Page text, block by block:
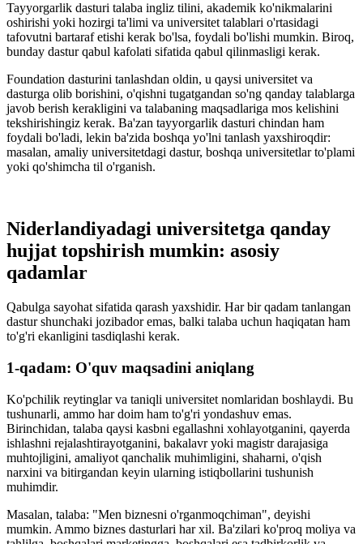
Tayyorgarlik dasturi talaba ingliz tilini, akademik ko'nikmalarini
oshirishi yoki hozirgi ta'limi va universitet talablari o'rtasidagi
tafovutni bartaraf etishi kerak bo'lsa, foydali bo'lishi mumkin. Biroq,
bunday dastur qabul kafolati sifatida qabul qilinmasligi kerak.
Foundation dasturini tanlashdan oldin, u qaysi universitet va
dasturga olib borishini, o'qishni tugatgandan so'ng qanday talablarga
javob berish kerakligini va talabaning maqsadlariga mos kelishini
tekshirishingiz kerak. Ba'zan tayyorgarlik dasturi chindan ham
foydali bo'ladi, lekin ba'zida boshqa yo'lni tanlash yaxshiroqdir:
masalan, amaliy universitetdagi dastur, boshqa universitetlar to'plami
yoki qo'shimcha til o'rganish.
Niderlandiyadagi universitetga qanday
hujjat topshirish mumkin: asosiy
qadamlar
Qabulga sayohat sifatida qarash yaxshidir. Har bir qadam tanlangan
dastur shunchaki jozibador emas, balki talaba uchun haqiqatan ham
to'g'ri ekanligini tasdiqlashi kerak.
1-qadam: O'quv maqsadini aniqlang
Ko'pchilik reytinglar va taniqli universitet nomlaridan boshlaydi. Bu
tushunarli, ammo har doim ham to'g'ri yondashuv emas.
Birinchidan, talaba qaysi kasbni egallashni xohlayotganini, qayerda
ishlashni rejalashtirayotganini, bakalavr yoki magistr darajasiga
muhtojligini, amaliyot qanchalik muhimligini, shaharni, o'qish
narxini va bitirgandan keyin ularning istiqbollarini tushunish
muhimdir.
Masalan, talaba: "Men biznesni o'rganmoqchiman", deyishi
mumkin. Ammo biznes dasturlari har xil. Ba'zilari ko'proq moliya va